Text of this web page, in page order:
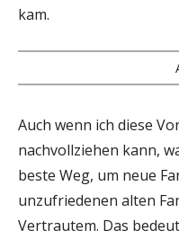
kam.
Auch wenn ich diese
nachvollziehen kann,
beste Weg, um neue
unzufriedenen alten
Vertrautem. Das